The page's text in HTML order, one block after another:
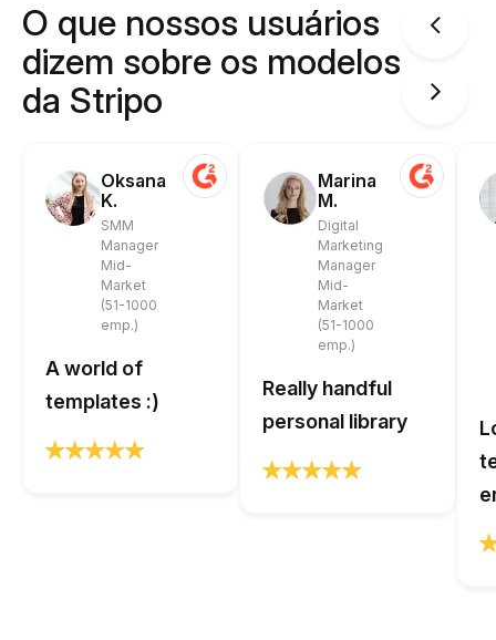
O que nossos usuários
dizem sobre os modelos
da Stripo
Oksana
K.
SMM
Manager
Mid-
Market
(51-1000
emp.)
A world of
templates :)
Marina
M.
Digital
Marketing
Manager
Mid-
Market
(51-1000
emp.)
Really handful
personal library